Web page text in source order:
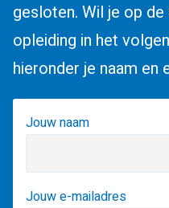
gesloten. Wil je op
opleiding in het
hieronder je naam en
Jouw naam
Jouw e-mailadres